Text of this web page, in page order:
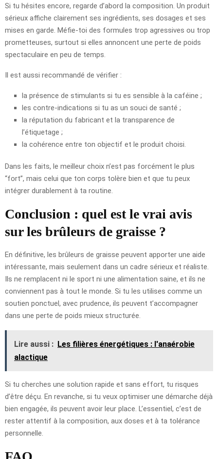
Si tu hésites encore, regarde d’abord la composition. Un produit
sérieux affiche clairement ses ingrédients, ses dosages et ses
mises en garde. Méfie-toi des formules trop agressives ou trop
prometteuses, surtout si elles annoncent une perte de poids
spectaculaire en peu de temps.
Il est aussi recommandé de vérifier :
la présence de stimulants si tu es sensible à la caféine ;
les contre-indications si tu as un souci de santé ;
la réputation du fabricant et la transparence de
l’étiquetage ;
la cohérence entre ton objectif et le produit choisi.
Dans les faits, le meilleur choix n’est pas forcément le plus
“fort”, mais celui que ton corps tolère bien et que tu peux
intégrer durablement à ta routine.
Conclusion : quel est le vrai avis
sur les brûleurs de graisse ?
En définitive, les brûleurs de graisse peuvent apporter une aide
intéressante, mais seulement dans un cadre sérieux et réaliste.
Ils ne remplacent ni le sport ni une alimentation saine, et ils ne
conviennent pas à tout le monde. Si tu les utilises comme un
soutien ponctuel, avec prudence, ils peuvent t’accompagner
dans une perte de poids mieux structurée.
Lire aussi : Les filières énergétiques : l'anaérobie
alactique
Si tu cherches une solution rapide et sans effort, tu risques
d’être déçu. En revanche, si tu veux optimiser une démarche déjà
bien engagée, ils peuvent avoir leur place. L’essentiel, c’est de
rester attentif à la composition, aux doses et à ta tolérance
personnelle.